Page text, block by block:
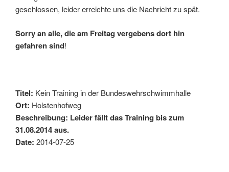
geschlossen, leider erreichte uns die Nachricht zu spät.
Sorry an alle, die am Freitag vergebens dort hin
gefahren sind!
Titel: Kein Training in der Bundeswehrschwimmhalle
Ort: Holstenhofweg
Beschreibung: Leider fällt das Training bis zum
31.08.2014 aus.
Date: 2014-07-25